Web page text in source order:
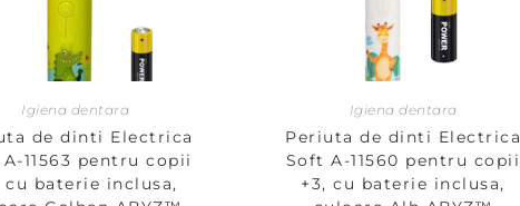
Igiena dentara
de dinti Electrica
11563 pentru copii
cu baterie inclusa,
Igiena dentara
Periuta de dinti Electrica
Soft A-11560 pentru copii
+3, cu baterie inclusa,